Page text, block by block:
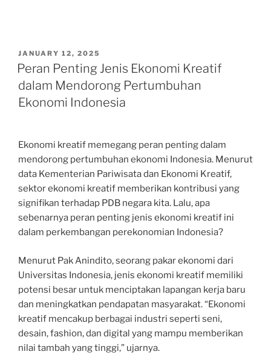
POSTED
ON
JANUARY 12, 2025
Peran Penting Jenis Ekonomi Kreatif
dalam Mendorong Pertumbuhan
Ekonomi Indonesia
Ekonomi kreatif memegang peran penting dalam
mendorong pertumbuhan ekonomi Indonesia. Menurut
data Kementerian Pariwisata dan Ekonomi Kreatif,
sektor ekonomi kreatif memberikan kontribusi yang
signifikan terhadap PDB negara kita. Lalu, apa
sebenarnya peran penting jenis ekonomi kreatif ini
dalam perkembangan perekonomian Indonesia?
Menurut Pak Anindito, seorang pakar ekonomi dari
Universitas Indonesia, jenis ekonomi kreatif memiliki
potensi besar untuk menciptakan lapangan kerja baru
dan meningkatkan pendapatan masyarakat. “Ekonomi
kreatif mencakup berbagai industri seperti seni,
desain, fashion, dan digital yang mampu memberikan
nilai tambah yang tinggi,” ujarnya.